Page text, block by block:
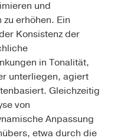
und
erhöhen. Ein
Konsistenz der
in Tonalität,
unterliegen, agiert
Gleichzeitig
von
Anpassung
etwa durch die